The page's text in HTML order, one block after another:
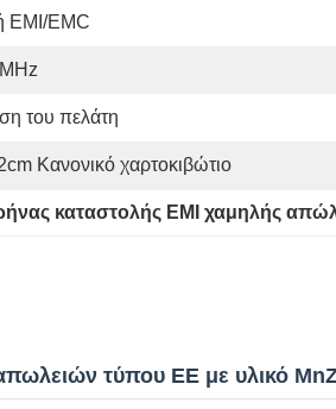
EMI/EMC
του πελάτη
Κανονικό χαρτοκιβώτιο
καταστολής EMI χαμηλής
τύπου EE με υλικό